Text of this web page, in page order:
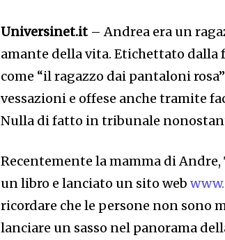
Universinet.it – Andrea era un
amante della vita. Etichettato dalla
come “il ragazzo dai pantaloni
vessazioni e offese anche tramite
Nulla di fatto in tribunale
Recentemente la mamma di Andre,
un libro e lanciato un sito web
ricordare che le persone non sono
lanciare un sasso nel panorama